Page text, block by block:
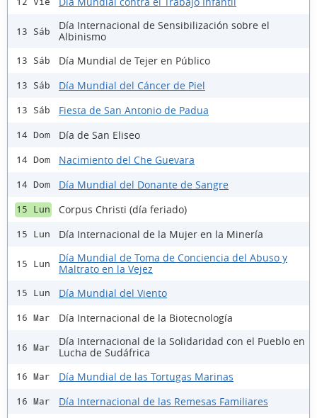
13 Sáb
Día Internacional de Sensibilización sobre el
Albinismo
13 Sáb Día Mundial de Tejer en Público
13 Sáb Día Mundial del Cáncer de Piel
13 Sáb Fiesta de San Antonio de Padua
14 Dom Día de San Eliseo
14 Dom Nacimiento del Che Guevara
14 Dom Día Mundial del Donante de Sangre
15 Lun Corpus Christi (día feriado)
15 Lun Día Internacional de la Mujer en la Minería
15 Lun
Día Mundial de Toma de Conciencia del Abuso y
Maltrato en la Vejez
15 Lun Día Mundial del Viento
16 Mar Día Internacional de la Biotecnología
16 Mar
Día Internacional de la Solidaridad con el Pueblo en
Lucha de Sudáfrica
16 Mar Día Mundial de las Tortugas Marinas
16 Mar Día Internacional de las Remesas Familiares